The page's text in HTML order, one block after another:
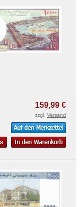
159,99 €
zzgl. Versand